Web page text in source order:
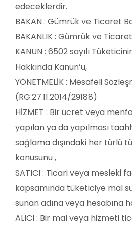
edeceklerdir.
BAKAN : Gümrük ve Ticaret
BAKANLIK : Gümrük ve Ticaret
KANUN : 6502 sayılı
Hakkında Kanun’u,
YÖNETMELİK : Mesafeli
(RG:27.11.2014/29188)
HİZMET : Bir ücret veya
yapılan ya da yapılması
sağlama dışındaki her türlü
konusunu ,
SATICI : Ticari veya mesleki
kapsamında tüketiciye mal
sunan adına veya hesabına
ALICI : Bir mal veya hizmeti